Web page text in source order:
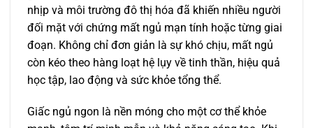
nhịp và môi trường đô thị hóa đã khiến nhiều người
đối mặt với chứng mất ngủ mạn tính hoặc từng giai
đoạn. Không chỉ đơn giản là sự khó chịu, mất ngủ
còn kéo theo hàng loạt hệ lụy về tinh thần, hiệu quả
học tập, lao động và sức khỏe tổng thể.
Giấc ngủ ngon là nền móng cho một cơ thể khỏe